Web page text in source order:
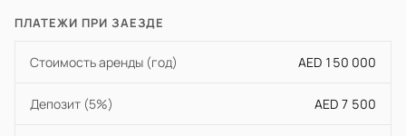
ПЛАТЕЖИ ПРИ ЗАЕЗДЕ
Стоимость аренды (год) AED 150 000
Депозит (5%) AED 7 500